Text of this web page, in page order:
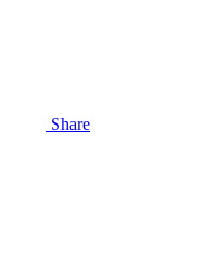
Share